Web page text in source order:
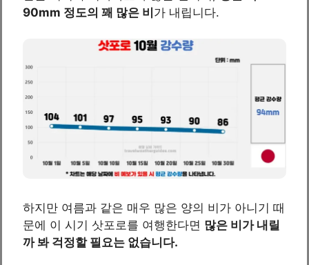
90mm 정도의 꽤 많은 비가 내립니다.
하지만 여름과 같은 매우 많은 양의 비가 아니기 때
문에 이 시기 삿포로를 여행한다면 많은 비가 내릴
까 봐 걱정할 필요는 없습니다.